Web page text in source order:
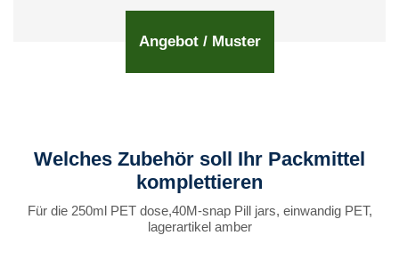
Angebot / Muster
Welches Zubehör soll Ihr Packmittel
komplettieren
Für die 250ml PET dose,40M-snap Pill jars, einwandig PET,
lagerartikel amber